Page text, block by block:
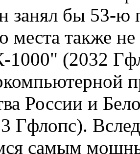
занял бы 53-ю
места также
(2032
России и
Гфлопс).
самым